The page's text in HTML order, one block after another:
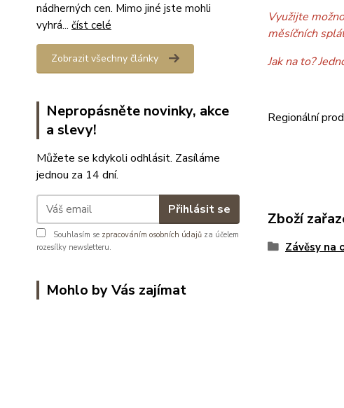
nádherných cen. Mimo jiné jste mohli
vyhrá... číst celé
Zobrazit všechny články
Nepropásněte novinky, akce
a slevy!
Můžete se kdykoli odhlásit. Zasíláme
jednou za 14 dní.
Přihlásit se
Souhlasím se zpracováním osobních údajů za účelem
rozesílky newsletteru.
Mohlo by Vás zajímat
Využijte
měsíčních
Jak na to?
Regionální
Zboží
Závěsy na